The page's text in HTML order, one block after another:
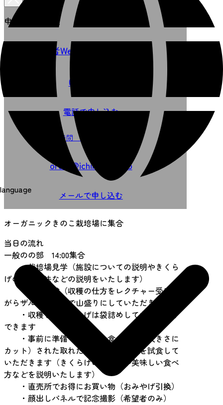
language
申し込みを選択
事業者Webサイトで申し込む
0223460775
電話で申し込む
受付時間 平日9:00～16:00
order@ichiro-com.co
メールで申し込む
オーガニックきのこ栽培場に集合
当日の流れ
一般のの部 14:00集合
・栽培場見学（施設についての説明やきくら
げの栽培方法などの説明をいたします）
・収穫体験（収穫の仕方をレクチャー受けな
がらザル盛り放題で山盛りにしていただきます）
・収穫したきくらげは袋詰めしてお持ち帰り
できます
・事前に準備（湯通し、食べやすい大きさに
カット）された取れたての生きくらげを試食して
いただきます（きくらげの栄養価や美味しい食べ
方などを説明いたします）
・直売所でお得にお買い物（おみやげ引換）
・顔出しパネルで記念撮影（希望者のみ）